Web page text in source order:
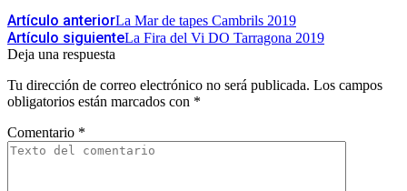
Artículo anteriorLa Mar de tapes Cambrils 2019
Artículo siguienteLa Fira del Vi DO Tarragona 2019
Deja una respuesta
Tu dirección de correo electrónico no será publicada. Los campos
obligatorios están marcados con *
Comentario *